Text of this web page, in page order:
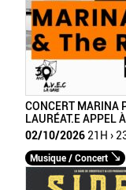
CONCERT MARINA
LAURÉAT.E APPEL
02/10/2026 21H ›
Musique / Concert